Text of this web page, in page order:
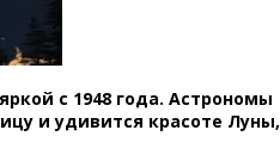
с 1948 года. Астрономы
и удивится красоте Луны,